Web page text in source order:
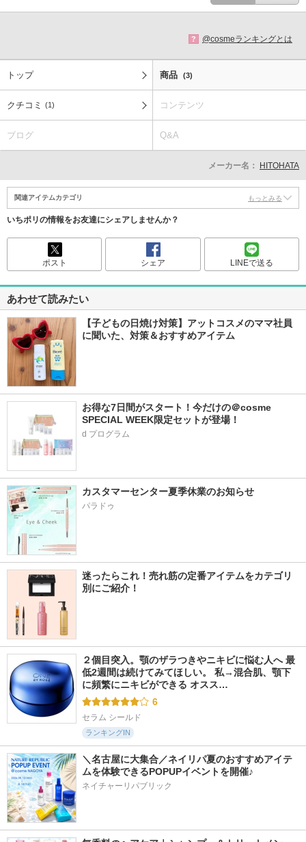
? @cosmeランキングとは
トップ 商品 (3)
クチコミ (1) コンテンツ
ブログ Q&A
メーカー名： HITOHATA
関連アイテムカテゴリ もっとみる
いちポリの情報をお友達にシェアしませんか？
ポスト シェア LINEで送る
あわせて読みたい
【子どもの日焼け対策】アットコスメのママ社員
に聞いた、対策＆おすすめアイテム
お得な7日間がスタート！今だけの＠cosme
SPECIAL WEEK限定セットが登場！
d プログラム
カスタマーセンター夏季休業のお知らせ
パラドゥ
迷ったらこれ！売れ筋の定番アイテムをカテゴリ
別にご紹介！
２個目突入。顎のザラつきやニキビに悩む人へ 最
低2週間は続けてみてほしい。 私→混合肌、顎下
に頻繁にニキビができる オスス…
6
セラム シールド
ランキングIN
＼名古屋に大集合／ネイリパ夏のおすすめアイテ
ムを体験できるPOPUPイベントを開催♪
ネイチャーリパブリック